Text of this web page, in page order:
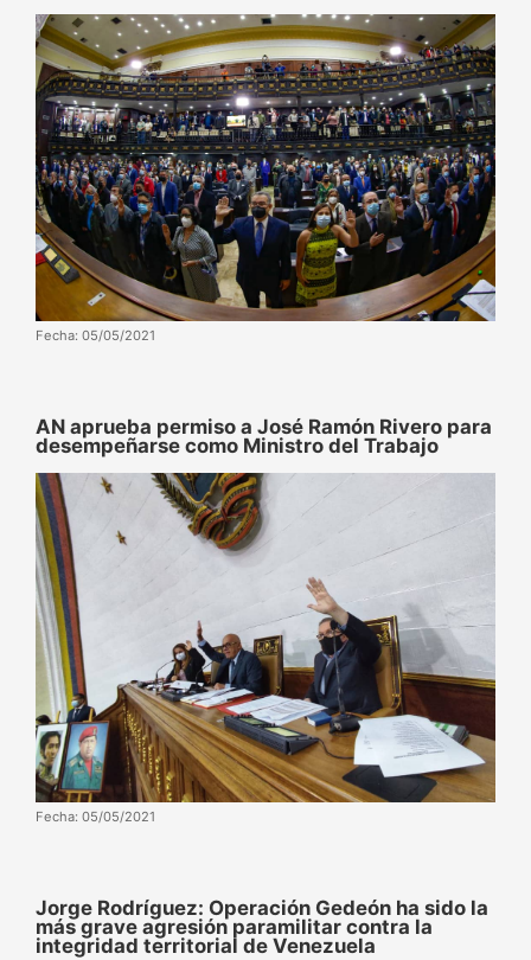
Fecha: 05/05/2021
AN aprueba permiso a José Ramón Rivero para
desempeñarse como Ministro del Trabajo
Fecha: 05/05/2021
Jorge Rodríguez: Operación Gedeón ha sido la
más grave agresión paramilitar contra la
integridad territorial de Venezuela